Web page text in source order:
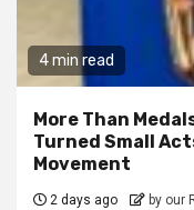
4 min read
More Than
Turned Small
Movement
2 days ago by our